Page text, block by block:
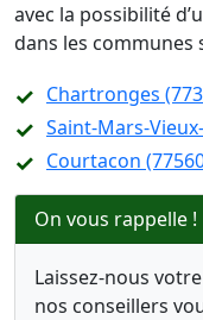
avec la possibilité
dans les communes
Chartronges
Saint-Mars-
Courtacon
On vous rappelle !
Laissez-nous
nos conseillers